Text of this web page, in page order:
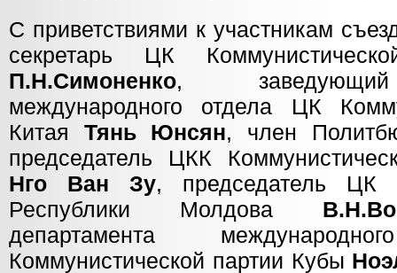
С приветствиями к участникам
секретарь ЦК
П.Н.Симоненко, заведующий
международного отдела ЦК
Китая Тянь Юнсян, член
председатель ЦКК
Нго Ван Зу, председатель ЦК
Республики Молдова
департамента
Коммунистической партии Кубы